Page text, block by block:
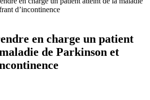
d’incontinence
en charge un patient
de Parkinson et